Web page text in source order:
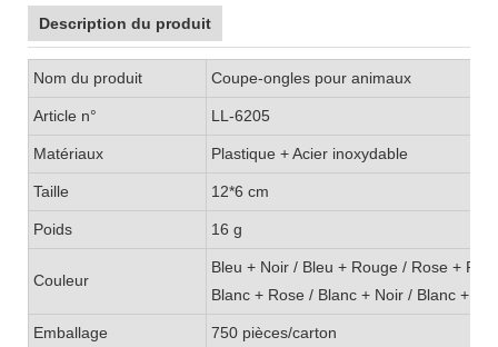
Description du produit
Nom du produit Coupe-ongles pour animaux
Article n° LL-6205
Matériaux Plastique + Acier inoxydable
Taille 12*6 cm
Poids 16 g
Couleur
Bleu + Noir / Bleu + Rouge / Rose +
Blanc + Rose / Blanc + Noir / Blanc +
Emballage 750 pièces/carton